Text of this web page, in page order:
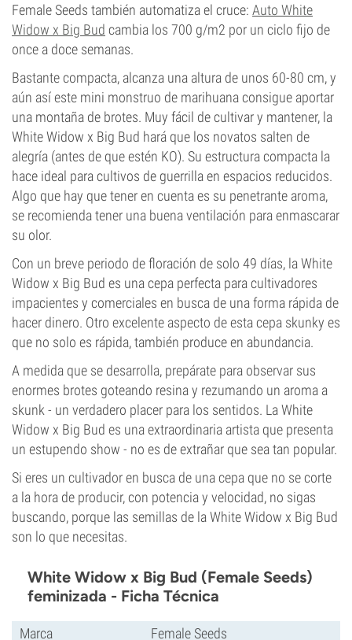
Female Seeds también automatiza el cruce: Auto White
Widow x Big Bud cambia los 700 g/m2 por un ciclo fijo de
once a doce semanas.
Bastante compacta, alcanza una altura de unos 60-80 cm, y
aún así este mini monstruo de marihuana consigue aportar
una montaña de brotes. Muy fácil de cultivar y mantener, la
White Widow x Big Bud hará que los novatos salten de
alegría (antes de que estén KO). Su estructura compacta la
hace ideal para cultivos de guerrilla en espacios reducidos.
Algo que hay que tener en cuenta es su penetrante aroma,
se recomienda tener una buena ventilación para enmascarar
su olor.
Con un breve periodo de floración de solo 49 días, la White
Widow x Big Bud es una cepa perfecta para cultivadores
impacientes y comerciales en busca de una forma rápida de
hacer dinero. Otro excelente aspecto de esta cepa skunky es
que no solo es rápida, también produce en abundancia.
A medida que se desarrolla, prepárate para observar sus
enormes brotes goteando resina y rezumando un aroma a
skunk - un verdadero placer para los sentidos. La White
Widow x Big Bud es una extraordinaria artista que presenta
un estupendo show - no es de extrañar que sea tan popular.
Si eres un cultivador en busca de una cepa que no se corte
a la hora de producir, con potencia y velocidad, no sigas
buscando, porque las semillas de la White Widow x Big Bud
son lo que necesitas.
White Widow x Big Bud (Female Seeds)
feminizada - Ficha Técnica
Marca Female Seeds